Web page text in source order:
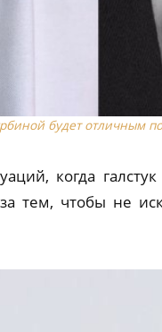
будет отличным
когда
тем, чтобы не